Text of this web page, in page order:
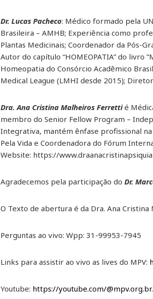
Dr. Lucas Pacheco: Médico formado pela
Brasileira – AMHB; Experiência como
Plantas Medicinais; Coordenador da Pós-
Autor do capítulo “HOMEOPATIA” do livro
Homeopatia do Consórcio Acadêmico
Medical League (LMHI desde 2015);
Dra. Ana Cristina Malheiros Ferrettié
membro do Senior Fellow Program –
Integrativa, mantém ênfase profissional
Pela Vida e Coordenadora do Fórum
Website: https://
Agradecemos pela participação doDr.
O Texto de abertura é da Dra. Ana Cristina
Perguntas ao vivo: Wpp: 31-99953-7945
Links para assistir ao vivo as lives do MPV:
Youtube: https://youtube.com/